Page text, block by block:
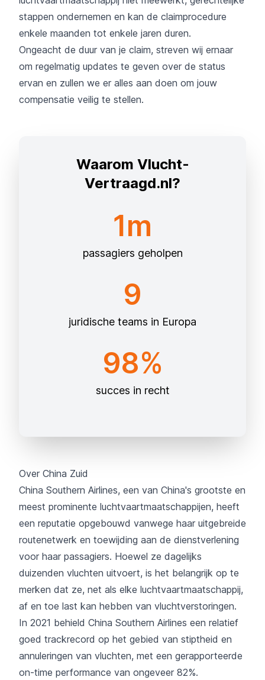
stappen ondernemen en kan de claimprocedure
enkele maanden tot enkele jaren duren.
Ongeacht de duur van je claim, streven wij ernaar
om regelmatig updates te geven over de status
ervan en zullen we er alles aan doen om jouw
compensatie veilig te stellen.
Waarom Vlucht-
Vertraagd.nl?
1m
passagiers geholpen
9
juridische teams in Europa
98%
succes in recht
Over China Zuid
China Southern Airlines, een van China's grootste en
meest prominente luchtvaartmaatschappijen, heeft
een reputatie opgebouwd vanwege haar uitgebreide
routenetwerk en toewijding aan de dienstverlening
voor haar passagiers. Hoewel ze dagelijks
duizenden vluchten uitvoert, is het belangrijk op te
merken dat ze, net als elke luchtvaartmaatschappij,
af en toe last kan hebben van vluchtverstoringen.
In 2021 behield China Southern Airlines een relatief
goed trackrecord op het gebied van stiptheid en
annuleringen van vluchten, met een gerapporteerde
on-time performance van ongeveer 82%.